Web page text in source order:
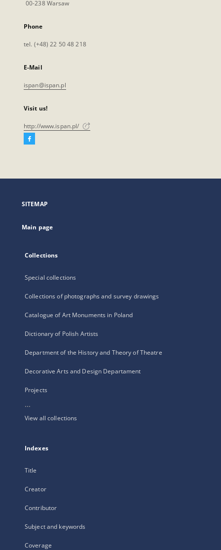
00-238 Warsaw
Phone
tel. (+48) 22 50 48 218
E-Mail
ispan@ispan.pl
Visit us!
http://www.ispan.pl/
Facebook
open
new
SITEMAP
Main page
Collections
Special collections
Collections of photographs and survey drawings
Catalogue of Art Monuments in Poland
Dictionary of Polish Artists
Department of the History and Theory of Theatre
Decorative Arts and Design Departament
Projects
...
View all collections
Indexes
Title
Creator
Contributor
Subject and keywords
Coverage